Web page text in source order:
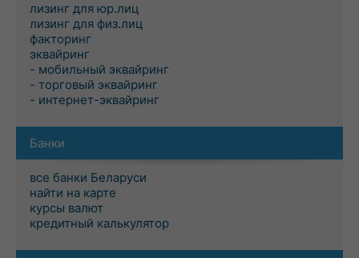
лизинг для юр.лиц
лизинг для физ.лиц
факторинг
эквайринг
- мобильный эквайринг
- торговый эквайринг
- интернет-эквайринг
Банки
все банки Беларуси
найти на карте
курсы валют
кредитный калькулятор